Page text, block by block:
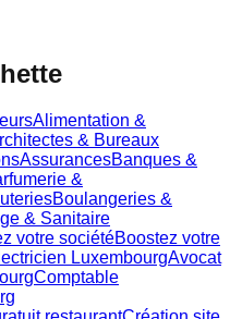
Alimentation &
& Bureaux
AssurancesBanques &
&
Boulangeries &
& Sanitaire
votre sociétéBoostez votre
LuxembourgAvocat
Comptable